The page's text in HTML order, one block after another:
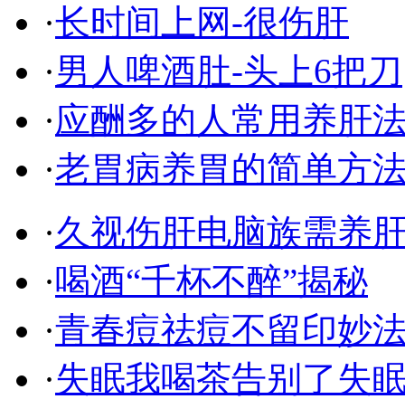
·长时间上网-很伤肝
·男人啤酒肚-头上6把刀
·应酬多的人常用养肝
·老胃病养胃的简单方
·久视伤肝电脑族需养
·喝酒“千杯不醉”揭秘
·青春痘祛痘不留印妙
·失眠我喝茶告别了失